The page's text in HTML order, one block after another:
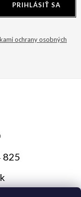
ochrany osobných
PRIHLÁSIŤ SA
825